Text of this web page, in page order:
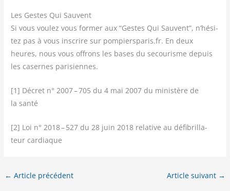
Les Gestes Qui Sauvent
Si vous vou­lez vous for­mer aux “Gestes Qui Sauvent”, n’hé­si­
tez pas à vous ins­crire sur pompiersparis.fr. En deux
heures, nous vous offrons les bases du secou­risme depuis
les casernes parisiennes.
[1] Décret n° 2007 – 705 du 4 mai 2007 du minis­tère de
la santé
[2] Loi n° 2018 – 527 du 28 juin 2018 rela­tive au défi­bril­la­
teur cardiaque
← Article précédent Article suivant →